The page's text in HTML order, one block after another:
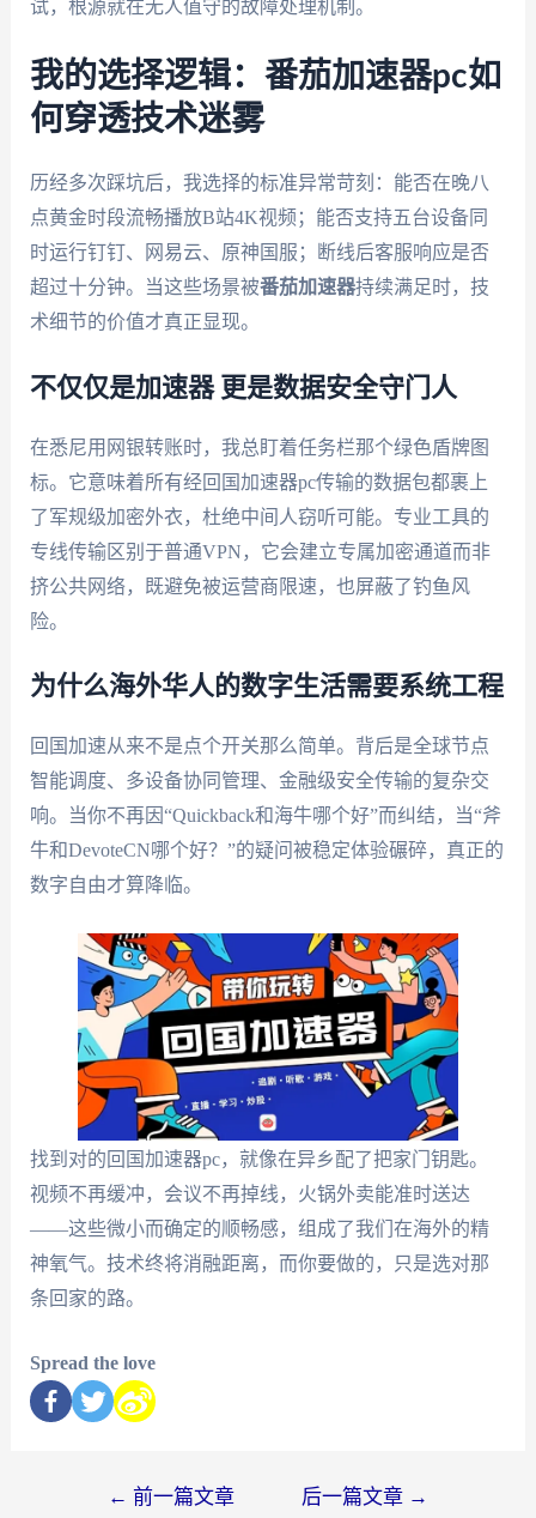
试，根源就在无人值守的故障处理机制。
我的选择逻辑：番茄加速器pc如
何穿透技术迷雾
历经多次踩坑后，我选择的标准异常苛刻：能否在晚八
点黄金时段流畅播放B站4K视频；能否支持五台设备同
时运行钉钉、网易云、原神国服；断线后客服响应是否
超过十分钟。当这些场景被番茄加速器持续满足时，技
术细节的价值才真正显现。
不仅仅是加速器 更是数据安全守门人
在悉尼用网银转账时，我总盯着任务栏那个绿色盾牌图
标。它意味着所有经回国加速器pc传输的数据包都裹上
了军规级加密外衣，杜绝中间人窃听可能。专业工具的
专线传输区别于普通VPN，它会建立专属加密通道而非
挤公共网络，既避免被运营商限速，也屏蔽了钓鱼风
险。
为什么海外华人的数字生活需要系统工程
回国加速从来不是点个开关那么简单。背后是全球节点
智能调度、多设备协同管理、金融级安全传输的复杂交
响。当你不再因“Quickback和海牛哪个好”而纠结，当“斧
牛和DevoteCN哪个好？”的疑问被稳定体验碾碎，真正的
数字自由才算降临。
找到对的回国加速器pc，就像在异乡配了把家门钥匙。
视频不再缓冲，会议不再掉线，火锅外卖能准时送达
——这些微小而确定的顺畅感，组成了我们在海外的精
神氧气。技术终将消融距离，而你要做的，只是选对那
条回家的路。
Spread the love
← 前一篇文章 后一篇文章 →